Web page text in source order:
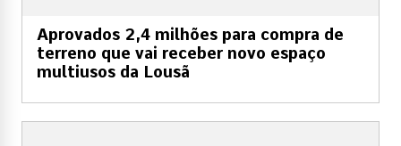
Aprovados 2,4 milhões para compra de
terreno que vai receber novo espaço
multiusos da Lousã